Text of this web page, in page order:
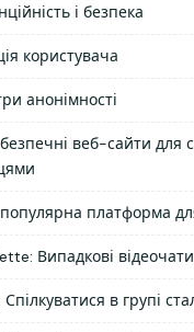
і безпека
користувача
анонімності
веб-сайти для
платформа
Випадкові відеочати
в групі